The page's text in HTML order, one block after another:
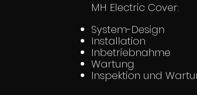
MH Electric Cover:
System-Design
Installation
Inbetriebnahme
Wartung
Inspektion und